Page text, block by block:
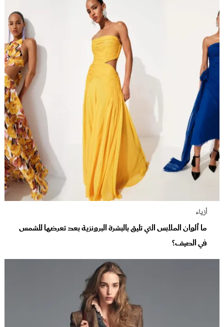
أزياء
ما ألوان الملابس التي تليق بالبشرة البرونزية بعد تعرضها للشمس
في الصيف؟